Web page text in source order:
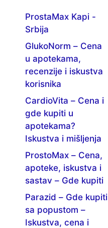
ProstaMax Kapi -
Srbija
GlukoNorm – Cena
u apotekama,
recenzije i iskustva
korisnika
CardioVita – Cena i
gde kupiti u
apotekama?
Iskustva i mišljenja
ProstoMax – Cena,
apoteke, iskustva i
sastav – Gde kupiti
Parazid – Gde kupiti
sa popustom –
Iskustva, cena i